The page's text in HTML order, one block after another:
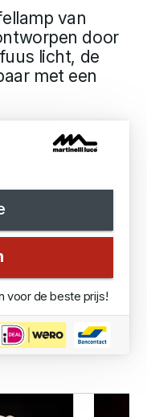
van
door
licht, de
met een
voor de beste prijs!